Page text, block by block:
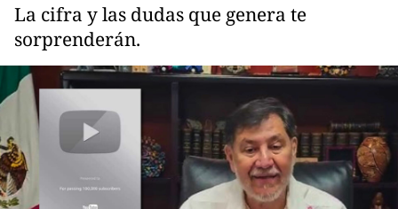
La cifra y las dudas que genera te
sorprenderán.